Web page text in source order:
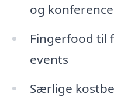
og
Fingerfood til
events
Særlige